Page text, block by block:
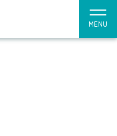
MENU